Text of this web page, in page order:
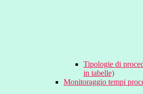
Tipologie di
in tabelle)
Monitoraggio tempi